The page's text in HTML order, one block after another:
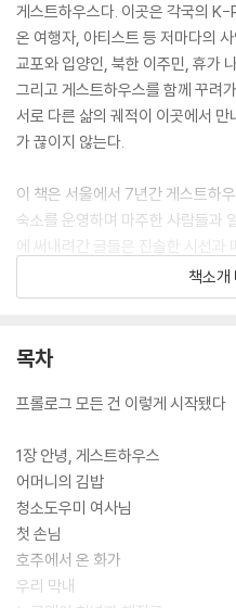
게스트하우스다. 이곳은 각국의
온 여행자, 아티스트 등 저마다의
교포와 입양인, 북한 이주민, 휴가
그리고 게스트하우스를 함께 꾸려
서로 다른 삶의 궤적이 이곳에서
가 끊이지 않는다.
이 책은 서울에서 7년간 게스트하
숙소를 운영하며 마주한 사람들과
에 써내려간 글들은 진솔한 시선과
레드에서 10만 팔로워의 사랑을
견 없이 사람을 바라보는 시선, 다
는 유쾌하게, 때로는 뭉클하게 우리
책소개
목차
프롤로그 모든 건 이렇게 시작됐다
1장 안녕, 게스트하우스
어머니의 김밥
청소도우미 여사님
첫 손님
호주에서 온 화가
우리 막내